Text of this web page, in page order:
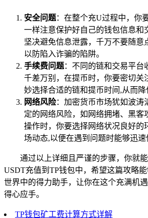
安全问题：在整个充U过程中，你
一样注意保护好自己的钱包信息和
坚决避免信息泄露，千万不要随意
以防陷入诈骗的陷阱。
手续费问题：不同的链和交易平台
千差万别，在提币时，你要密切关
妙选择合适的链和提币时间,从而降
网络风险：加密货币市场犹如波涛
定的网络风险，如网络拥堵、黑客
操作时，你要选择网络状况良好的
场动态,以便在遇到问题时能够迅速
通过以上详细且严谨的步骤，你就
USDT充值到TP钱包中，希望这篇攻略
世界中的得力助手，让你在这个充满机
得心应手。
TP钱包矿工费计算方式详解